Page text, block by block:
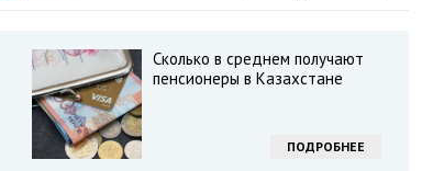
Сколько в среднем получают
пенсионеры в Казахстане
ПОДРОБНЕЕ